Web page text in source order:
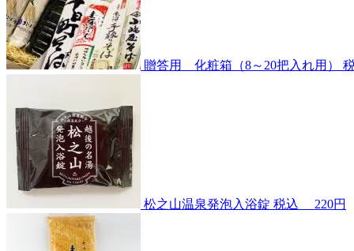
贈答用 化粧箱（8～20把入れ用）
松之山温泉発泡入浴錠 税込 220円